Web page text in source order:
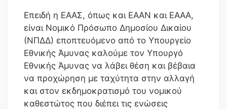
Επειδή η ΕΑΑΣ, όπως και ΕΑΑΝ και ΕΑΑΑ,
είναι Νομικό Πρόσωπο Δημοσίου Δικαίου
(ΝΠΔΔ) εποπτευόμενο από το Υπουργείο
Εθνικής Άμυνας καλούμε τον Υπουργό
Εθνικής Άμυνας να λάβει θέση και βέβαια
να προχώρηση με ταχύτητα στην αλλαγή
και στον εκδημοκρατισμό του νομικού
καθεστώτος που διέπει τις ενώσεις